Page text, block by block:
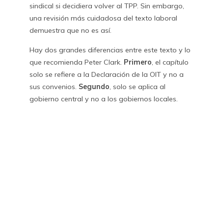
sindical si decidiera volver al TPP. Sin embargo,
una revisión más cuidadosa del texto laboral
demuestra que no es así.
Hay dos grandes diferencias entre este texto y lo
que recomienda Peter Clark. Primero, el capítulo
solo se refiere a la Declaración de la OIT y no a
sus convenios. Segundo, solo se aplica al
gobierno central y no a los gobiernos locales.